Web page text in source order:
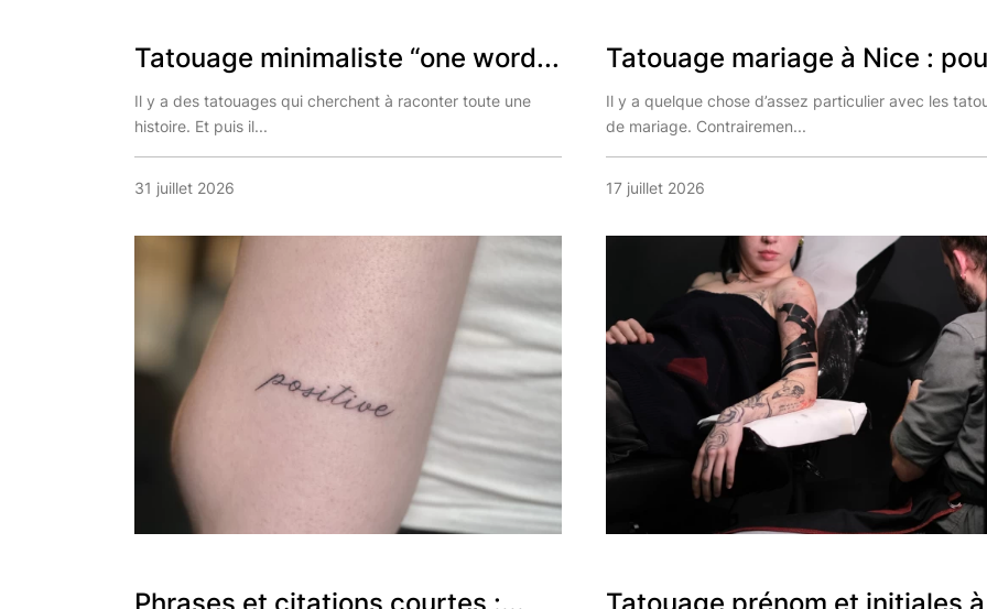
Tatouage minimaliste “one word...
Il y a des tatouages qui cherchent à raconter toute une
histoire. Et puis il...
31 juillet 2026
Tatouage mariage à Nice :
Il y a quelque chose d’assez particulier avec les
de mariage. Contrairemen...
17 juillet 2026